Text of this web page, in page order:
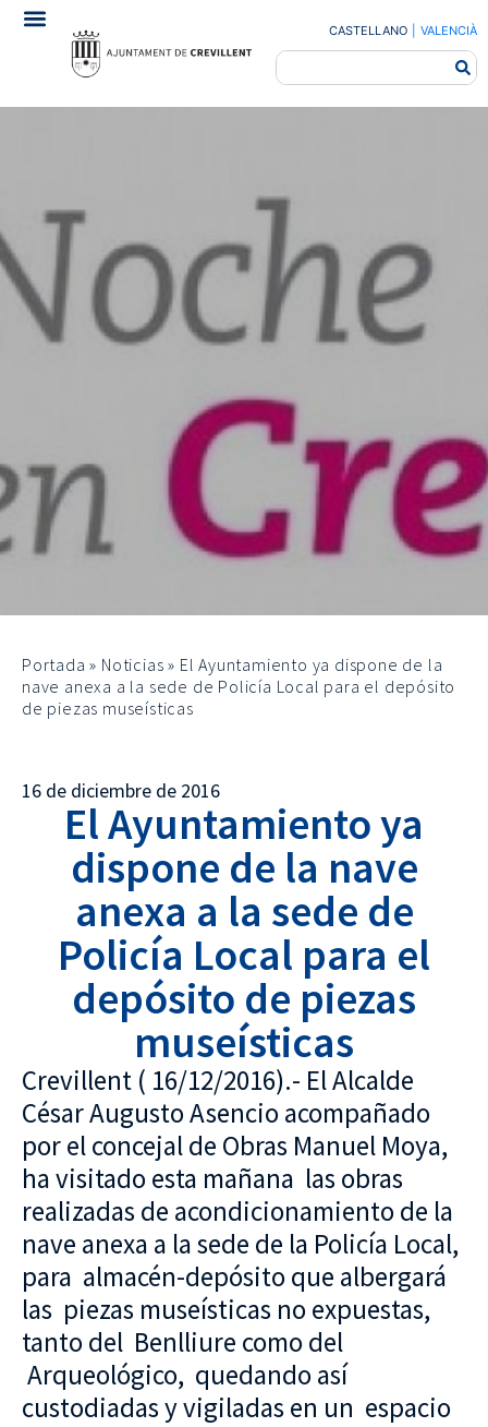
CASTELLANO VALENCIÀ
Portada » Noticias » El Ayuntamiento ya dispone de la
nave anexa a la sede de Policía Local para el depósito
de piezas museísticas
16 de diciembre de 2016
El Ayuntamiento ya
dispone de la nave
anexa a la sede de
Policía Local para el
depósito de piezas
museísticas
Crevillent ( 16/12/2016).- El Alcalde
César Augusto Asencio acompañado
por el concejal de Obras Manuel Moya,
ha visitado esta mañana las obras
realizadas de acondicionamiento de la
nave anexa a la sede de la Policía Local,
para almacén-depósito que albergará
las piezas museísticas no expuestas,
tanto del Benlliure como del
Arqueológico, quedando así
custodiadas y vigiladas en un espacio